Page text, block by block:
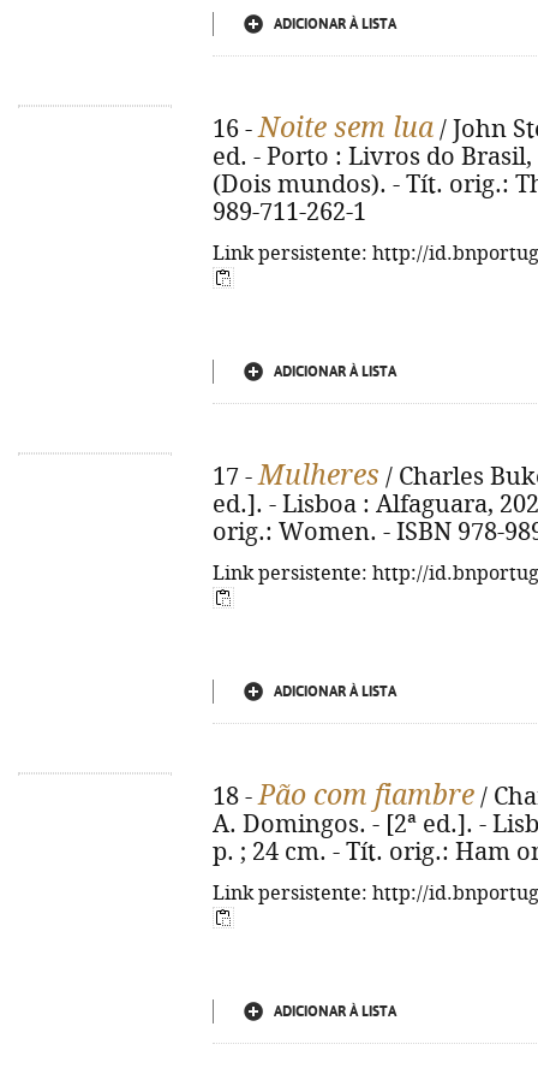
ADICIONAR À LISTA
16 -Noite sem lua / John
ed. - Porto : Livros do Brasil,
(Dois mundos). - Tít. orig.:
989-711-262-1
Link persistente: http://
ADICIONAR À LISTA
17 -Mulheres / Charles
ed.]. - Lisboa : Alfaguara,
orig.: Women. - ISBN 978-
Link persistente: http://
ADICIONAR À LISTA
18 -Pão com fiambre /
A. Domingos. - [2ª ed.]. -
p. ; 24 cm. - Tít. orig.: Ham
Link persistente: http://
ADICIONAR À LISTA